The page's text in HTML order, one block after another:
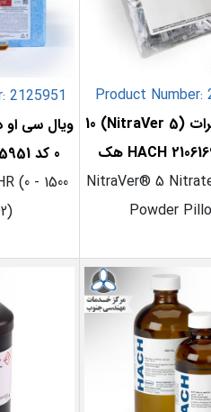
Product Number:
ریجنت نیترات (NitraVer 5) 10
NitraVer® 5
Powder
2125951
0 کد 2125951 HACH هک
(0 - 1500